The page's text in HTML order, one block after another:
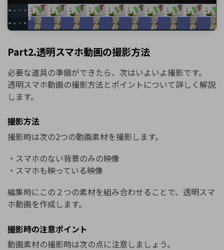
Part2.透明スマホ動画の撮影方法
必要な道具の準備ができたら、次はいよいよ撮影です。
透明スマホ動画の撮影方法とポイントについて詳しく解説
します。
撮影方法
撮影時は次の2つの動画素材を撮影します。
・スマホのない背景のみの映像
・スマホも映っている映像
編集時にこの２つの素材を組み合わせることで、透明スマ
ホ動画を作成します。
撮影時の注意ポイント
動画素材の撮影時は次の点に注意しましょう。